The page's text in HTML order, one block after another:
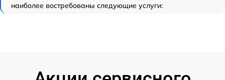
наиболее востребованы следующие услуги: